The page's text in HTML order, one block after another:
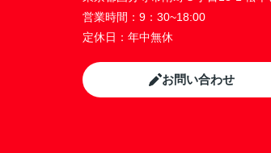
営業時間： 9：30~18:00
定休日： 年中無休
お問い合わせ